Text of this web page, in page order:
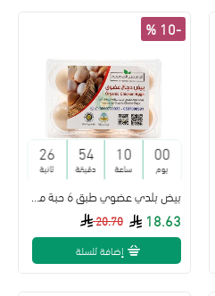
-10 %
00
يوم
10
ساعة
54
دقيقة
25
ثانية
20.70 18.63
إضافة للسلة